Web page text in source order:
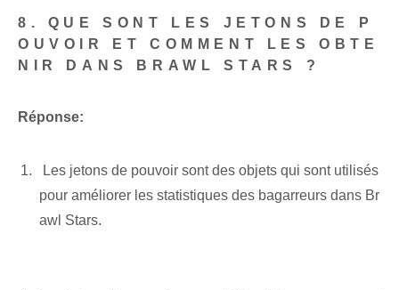
8. QUE SONT LES JETONS DE P
OUVOIR ET COMMENT LES OBTE
NIR DANS BRAWL STARS ?
Réponse:
⁣‍ Les jetons de pouvoir ⁢sont des objets⁣ qui⁤ sont utilisés
pour ‌améliorer⁤ les statistiques⁤ des bagarreurs‌ dans Br
awl Stars.